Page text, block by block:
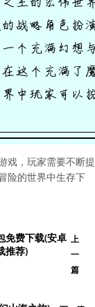
戏，玩家需要不断提
险的世界中生存下
免费下载(安卓
推荐)
上
一
篇